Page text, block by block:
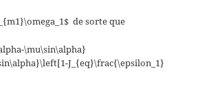
de sorte que
\mu\sin\alpha}
J_{eq}\frac{\epsilon_1}